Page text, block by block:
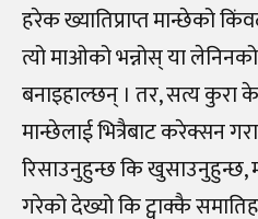
हरेक ख्यातिप्राप्त मान्छेको
त्यो माओको भन्नोस् या
बनाइहाल्छन् । तर, सत्य कुरा के
मान्छेलाई भित्रैबाट करेक्सन
रिसाउनुहुन्छ कि
गरेको देख्यो कि ट्वाक्कै